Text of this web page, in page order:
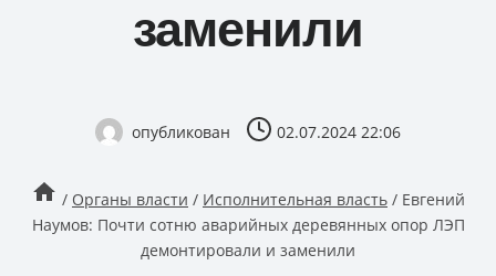
заменили
опубликован 02.07.2024 22:06
/ Органы власти / Исполнительная власть / Евгений
Наумов: Почти сотню аварийных деревянных опор ЛЭП
демонтировали и заменили